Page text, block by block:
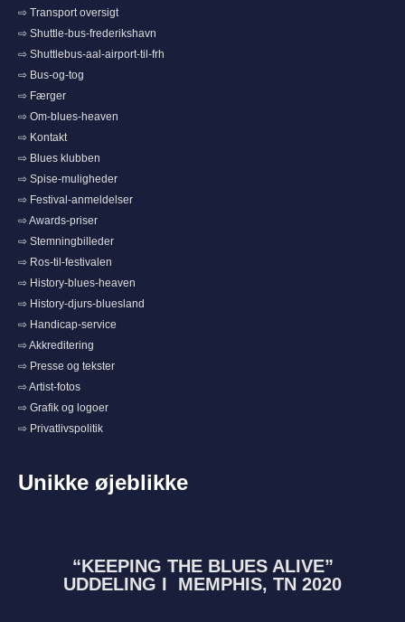
⇨ Transport oversigt
⇨ Shuttle-bus-frederikshavn
⇨ Shuttlebus-aal-airport-til-frh
⇨ Bus-og-tog
⇨ Færger
⇨ Om-blues-heaven
⇨ Kontakt
⇨ Blues klubben
⇨ Spise-muligheder
⇨ Festival-anmeldelser
⇨ Awards-priser
⇨ Stemningbilleder
⇨ Ros-til-festivalen
⇨ History-blues-heaven
⇨ History-djurs-bluesland
⇨ Handicap-service
⇨ Akkreditering
⇨ Presse og tekster
⇨ Artist-fotos
⇨ Grafik og logoer
⇨ Privatlivspolitik
Unikke øjeblikke
“KEEPING THE BLUES ALIVE”
UDDELING I MEMPHIS, TN 2020